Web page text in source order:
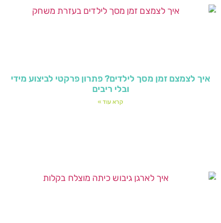
איך לצמצם זמן מסך לילדים? פתרון פרקטי לביצוע מידי
ובלי ריבים
קרא עוד »